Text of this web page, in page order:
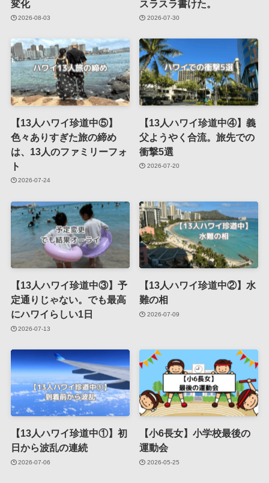
変化
2026-08-03
スラスラ書けた。
2026-07-30
【13人ハワイ珍道中⑤】
色々ありすぎた旅の締め
は、13人のファミリーフォ
ト
2026-07-24
【13人ハワイ珍道中④】義
父ようやく合流。旅先での
衝撃5選
2026-07-20
【13人ハワイ珍道中③】予
定通りじゃない。でも最高
にハワイらしい1日
2026-07-13
【13人ハワイ珍道中②】水
難の相
2026-07-09
【13人ハワイ珍道中①】初
日から波乱の連続
2026-07-06
【小6長女】小学校最後の
運動会
2026-05-25